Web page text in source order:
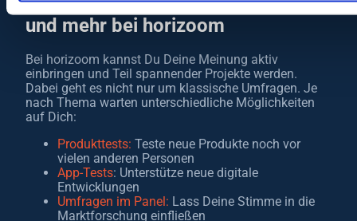
und mehr bei horizoom
Bei horizoom kannst Du Deine Meinung aktiv
einbringen und Teil spannender Projekte werden.
Dabei geht es nicht nur um klassische Umfragen. Je
nach Thema warten unterschiedliche Möglichkeiten
auf Dich:
Produkttests: Teste neue Produkte noch vor
vielen anderen Personen
App-Tests: Unterstütze neue digitale
Entwicklungen
Umfragen im Panel: Lass Deine Stimme in die
Marktforschung einfließen